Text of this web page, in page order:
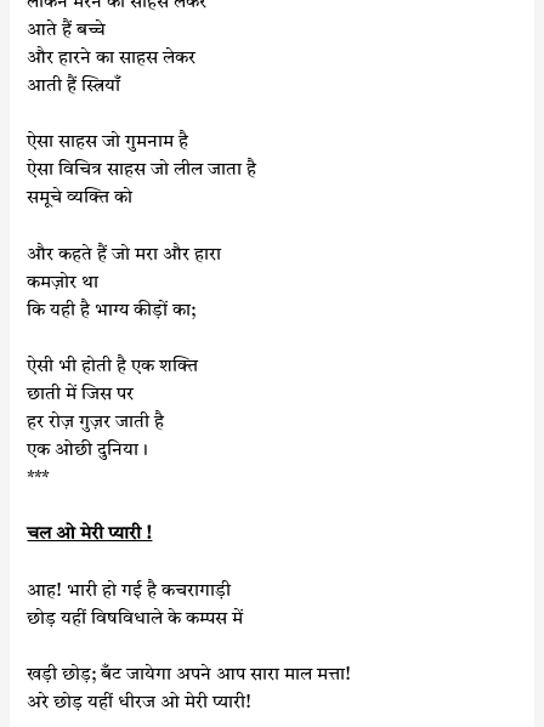
आते हैं बच्चे
और हारने का साहस लेकर
आती हैं स्त्रियाँ
ऐसा साहस जो गुमनाम है
ऐसा विचित्र साहस जो लील जाता है
समूचे व्यक्ति को
और कहते हैं जो मरा और हारा
कमज़ोर था
कि यही है भाग्य कीड़ों का;
ऐसी भी होती है एक शक्ति
छाती में जिस पर
हर रोज़ गुज़र जाती है
एक ओछी दुनिया।
***
चल ओ मेरी प्यारी !
आह! भारी हो गई है कचरागाड़ी
छोड़ यहीं विषविधाले के कम्पस में
खड़ी छोड़; बँट जायेगा अपने आप सारा माल मत्ता!
अरे छोड़ यहीं धीरज ओ मेरी प्यारी!